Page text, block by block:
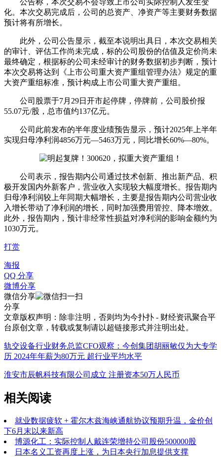
化。本次交易完成后，公司的总资产、净资产等主要财务数据
预计将有所增长。
此外，公司公告显示，截至本说明出具日，本次交易相关
的审计、评估工作尚未完成，标的公司股份的估值及定价尚未
最终确定，根据标的公司未经审计的财务数据初步判断，预计
本次交易将达到《上市公司重大资产重组管理办法》规定的重
大资产重组标准，预计构成上市公司重大资产重组。
公司股票于7月29日开市起停牌，停牌前，公司股价报
55.07元/股，总市值约137亿元。
公司此前发布的半年度业绩预告显示，预计2025年上半年
实现归母净利润4856万元—5463万元，同比增长60%—80%。
公司表示，报告期内公司通过技术创新、推出新产品、积
极开发国内外新客户，营业收入实现较大幅度增长。报告期内
归母净利润较上年同期大幅增长，主要是报告期内公司营业收
入增长带动了净利润的增长，同时加强费用管控、降本增效。
此外，报告期内，预计非经常性损益对净利润的影响金额约为
1030万元。
打赏
海报
QQ 分享
微博分享
微信分享
分享
文章版权声明：除非注明，否则均为今扑扑 - 财经资讯聚合平
台 原创文章，转载或复制请以超链接形式并注明出处。
轨交设备行业财务总监CFO观察：今创集团胡丽敏仅为大专学
历 2024年年薪为80万元 超行业平均水平
淮安市辰帆科技有限公司成立 注册资本50万人民币
相关阅读
就业数据疲软 + 霍尔木兹海峡通航协议预期升温，金价创
下6月末以来新高
博源化工：实际控制人戴连荣增持公司股份500000股
日本名义工资再度上涨，为日本央行加息提供支撑